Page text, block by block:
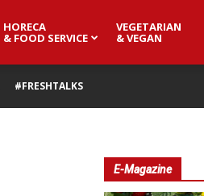
HORECA
& FOOD SERVICE
VEGETARIAN
& VEGAN
#FRESHTALKS
E-Magazine